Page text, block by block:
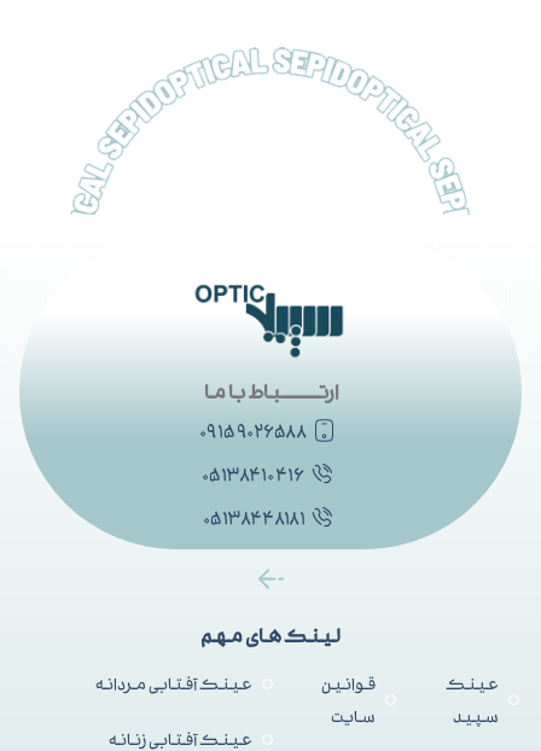
لینک های مهم
عینک
سپید
قوانین
سایت
عینک آفتابی مردانه
عینک آفتابی زنانه
ارتــــــــــباط با ما
۰۹۱۵۹۰۲۶۵۸۸
۰۵۱۳۸۴۱۰۴۱۶
۰۵۱۳۸۴۴۸۱۸۱